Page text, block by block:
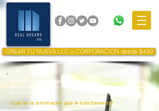
CREAR TU NUEVA LLC o CORPORACION desde $490
Antes de comenzar queremos brindarle algunos conceptos importantes
para que puedas avanzar a paso firme con la creacion de tu empresa
en Estados Unidos.
Cual es la informacion que lesolicitaremos?